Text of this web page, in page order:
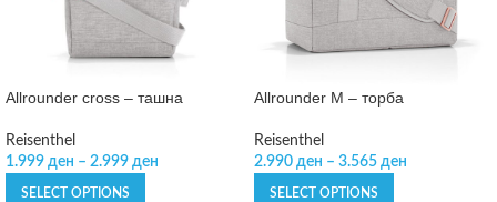
Allrounder cross – ташна
Reisenthel
1.999 ден – 2.999 ден
SELECT OPTIONS
Allrounder M – торба
Reisenthel
2.990 ден – 3.565 ден
SELECT OPTIONS